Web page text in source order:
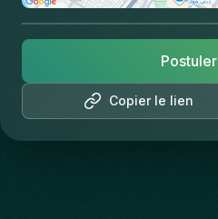
Copier le lien
Postuler